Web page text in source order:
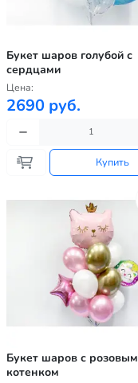
Букет шаров голубой с
сердцами
Цена:
2690 руб.
Купить
Букет шаров с розовым
котенком